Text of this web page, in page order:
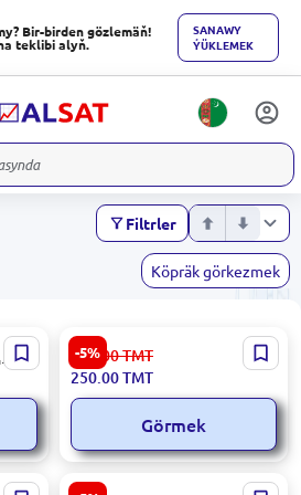
Bir-birden gözlemäň!
teklibi alyň.
SANAWY
ÝÜKLEMEK
Filtrler
Köpräk görkezmek
-5%
PPR Dn40 | Daşky rezbaly
amerikan-mufta, (Gaplamada
5 sany)
265.00TMT
250.00TMT
Görmek